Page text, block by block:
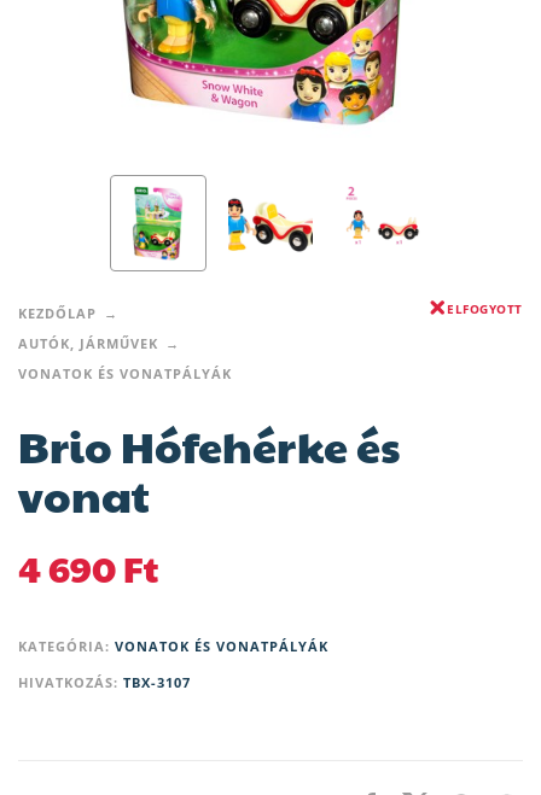
KEZDŐLAP
AUTÓK, JÁRMŰVEK
VONATOK ÉS VONATPÁLYÁK
ELFOGYOTT
Brio Hófehérke és
vonat
4 690Ft
KATEGÓRIA: VONATOK ÉS VONATPÁLYÁK
HIVATKOZÁS: TBX-3107